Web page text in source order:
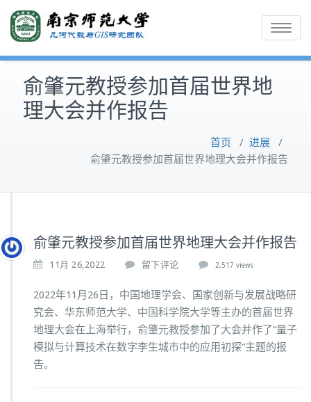
Toggle
俞肇元教授参加首届世界地
理大会并作报告
首页 / 进展 /
俞肇元教授参加首届世界地理大会并作报告
俞肇元教授参加首届世界地理大会并作报告
11月 26,2022 留下评论 2,517 views
2022年11月26日，中国地理学会、国家创新与发展战略研
究会、华东师范大学、中国科学院大学等主办的首届世界
地理大会在上海举行，俞肇元教授参加了大会并作了“量子
模拟与计算技术在数字李生城市中的应用初探”主题的报
告。